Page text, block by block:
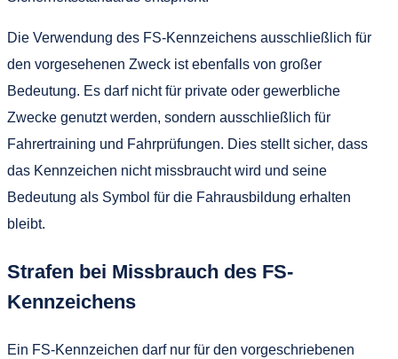
Die Verwendung des FS-Kennzeichens ausschließlich für
den vorgesehenen Zweck ist ebenfalls von großer
Bedeutung. Es darf nicht für private oder gewerbliche
Zwecke genutzt werden, sondern ausschließlich für
Fahrertraining und Fahrprüfungen. Dies stellt sicher, dass
das Kennzeichen nicht missbraucht wird und seine
Bedeutung als Symbol für die Fahrausbildung erhalten
bleibt.
Strafen bei Missbrauch des FS-
Kennzeichens
Ein FS-Kennzeichen darf nur für den vorgeschriebenen